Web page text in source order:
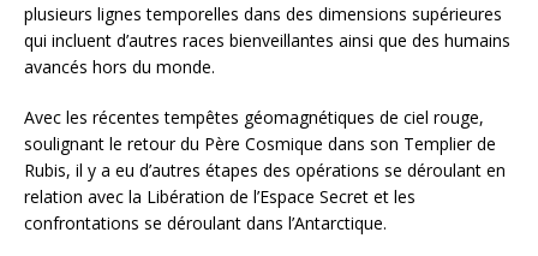
plusieurs lignes temporelles dans des dimensions supérieures
qui incluent d’autres races bienveillantes ainsi que des humains
avancés hors du monde.
Avec les récentes tempêtes géomagnétiques de ciel rouge,
soulignant le retour du Père Cosmique dans son Templier de
Rubis, il y a eu d’autres étapes des opérations se déroulant en
relation avec la Libération de l’Espace Secret et les
confrontations se déroulant dans l’Antarctique.